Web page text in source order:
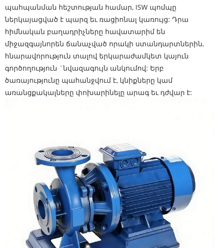
պահպանման հեշտության համար, ISW պոմպը
ներկայացված է պարզ եւ ռացիոնալ կառույց: Դրա
հիմնական բաղադրիչները հավատարիմ են
միջազգայնորեն ճանաչված որակի ստանդարտներին,
հնարավորություն տալով երկարաժամկետ կայուն
գործողություն `նվազագույն անկումով: Երբ
ծառայությունը պահանջվում է, կնիքները կամ
առանցքակալները փոխարինելը արագ եւ դժվար է: